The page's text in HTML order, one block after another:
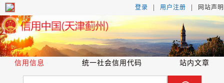
登录 用户注册 网站声明
信用信息 统一社会信用代码 站内文章